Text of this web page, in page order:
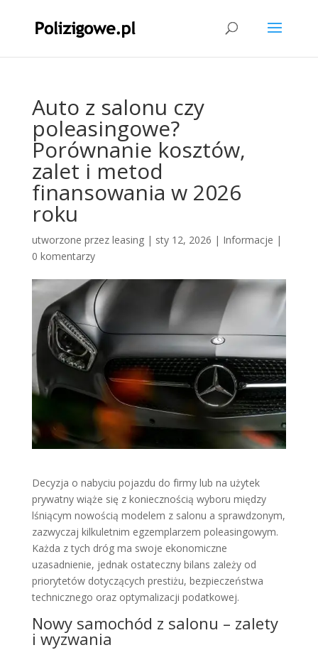
Auto z salonu czy
poleasingowe?
Porównanie kosztów,
zalet i metod
finansowania w 2026
roku
utworzone przez leasing| sty 12, 2026 | Informacje |
0 komentarzy
Decyzja o nabyciu pojazdu do firmy lub na użytek
prywatny wiąże się z koniecznością wyboru między
lśniącym nowością modelem z salonu a sprawdzonym,
zazwyczaj kilkuletnim egzemplarzem poleasingowym.
Każda z tych dróg ma swoje ekonomiczne
uzasadnienie, jednak ostateczny bilans zależy od
priorytetów dotyczących prestiżu, bezpieczeństwa
technicznego oraz optymalizacji podatkowej.
Nowy samochód z salonu – zalety
i wyzwania